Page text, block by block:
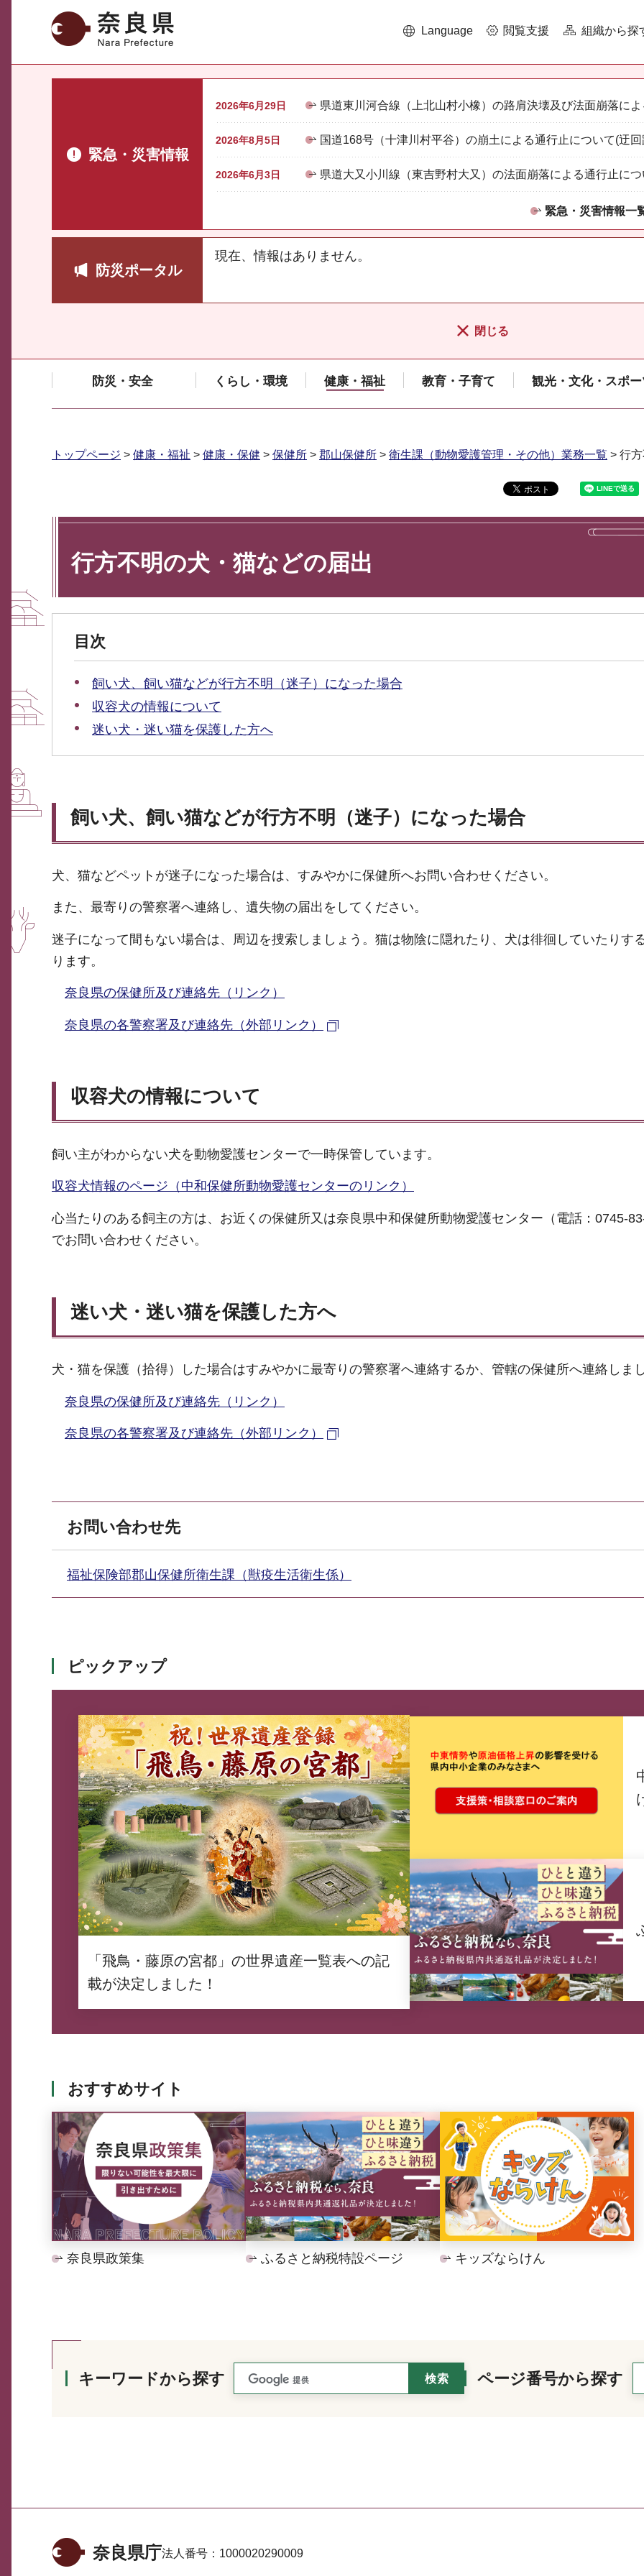
奈良県 Language 閲覧支援 組織から探
緊急・災害情報
2026年6月29日 県道東川河合線（上北山村小橡）の路肩決壊及び法面崩落に
2026年8月5日 国道168号（十津川村平谷）の崩土による通行止について(迂
2026年6月3日 県道大又小川線（東吉野村大又）の法面崩落による通行止に
緊急・災害情報一
防災ポータル
現在、情報はありません。
閉じる
防災・安全 くらし・環境 健康・福祉 教育・子育て 観光・文化・スポー
トップページ > 健康・福祉 > 健康・保健 > 保健所 > 郡山保健所 > 衛生課（動物愛護管理・その他）業務一覧 > 行
行方不明の犬・猫などの届出
目次
飼い犬、飼い猫などが行方不明（迷子）になった場合
収容犬の情報について
迷い犬・迷い猫を保護した方へ
飼い犬、飼い猫などが行方不明（迷子）になった場合
犬、猫などペットが迷子になった場合は、すみやかに保健所へお問い合わせください。
また、最寄りの警察署へ連絡し、遺失物の届出をしてください。
迷子になって間もない場合は、周辺を捜索しましょう。猫は物陰に隠れたり、犬は徘徊していたりす
ります。
奈良県の保健所及び連絡先（リンク）
奈良県の各警察署及び連絡先（外部リンク）
収容犬の情報について
飼い主がわからない犬を動物愛護センターで一時保管しています。
収容犬情報のページ（中和保健所動物愛護センターのリンク）
心当たりのある飼主の方は、お近くの保健所又は奈良県中和保健所動物愛護センター（電話：0745-
でお問い合わせください。
迷い犬・迷い猫を保護した方へ
犬・猫を保護（拾得）した場合はすみやかに最寄りの警察署へ連絡するか、管轄の保健所へ連絡しま
奈良県の保健所及び連絡先（リンク）
奈良県の各警察署及び連絡先（外部リンク）
お問い合わせ先
福祉保険部郡山保健所衛生課（獣疫生活衛生係）
ピックアップ
「飛鳥・藤原の宮都」の世界遺産一覧表への記
載が決定しました！
おすすめサイト
奈良県政策集 ふるさと納税特設ページ キッズならけん
キーワードから探す ページ番号から探す
奈良県庁法人番号： 1000020290009